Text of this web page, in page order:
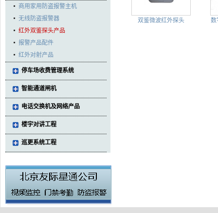
商用家用防盗报警主机
无线防盗报警器
红外双鉴探头产品
报警产品配件
红外对射产品
停车场收费管理系统
智能通道闸机
电话交换机及网络产品
楼宇对讲工程
巡更系统工程
双鉴微波红外探头 数